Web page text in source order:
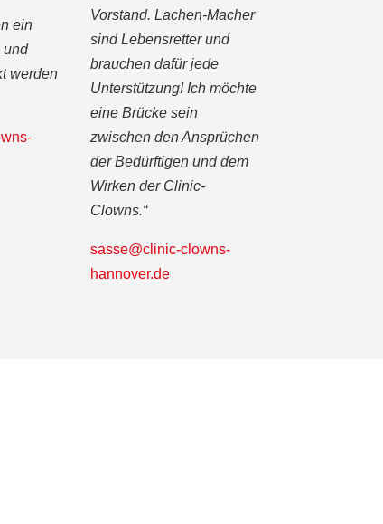
ein
und
werden
Vorstand. Lachen-Macher
sind Lebensretter und
brauchen dafür jede
Unterstützung! Ich möchte
eine Brücke sein
zwischen den Ansprüchen
der Bedürftigen und dem
Wirken der Clinic-
Clowns.“
sasse@clinic-clowns-
hannover.de